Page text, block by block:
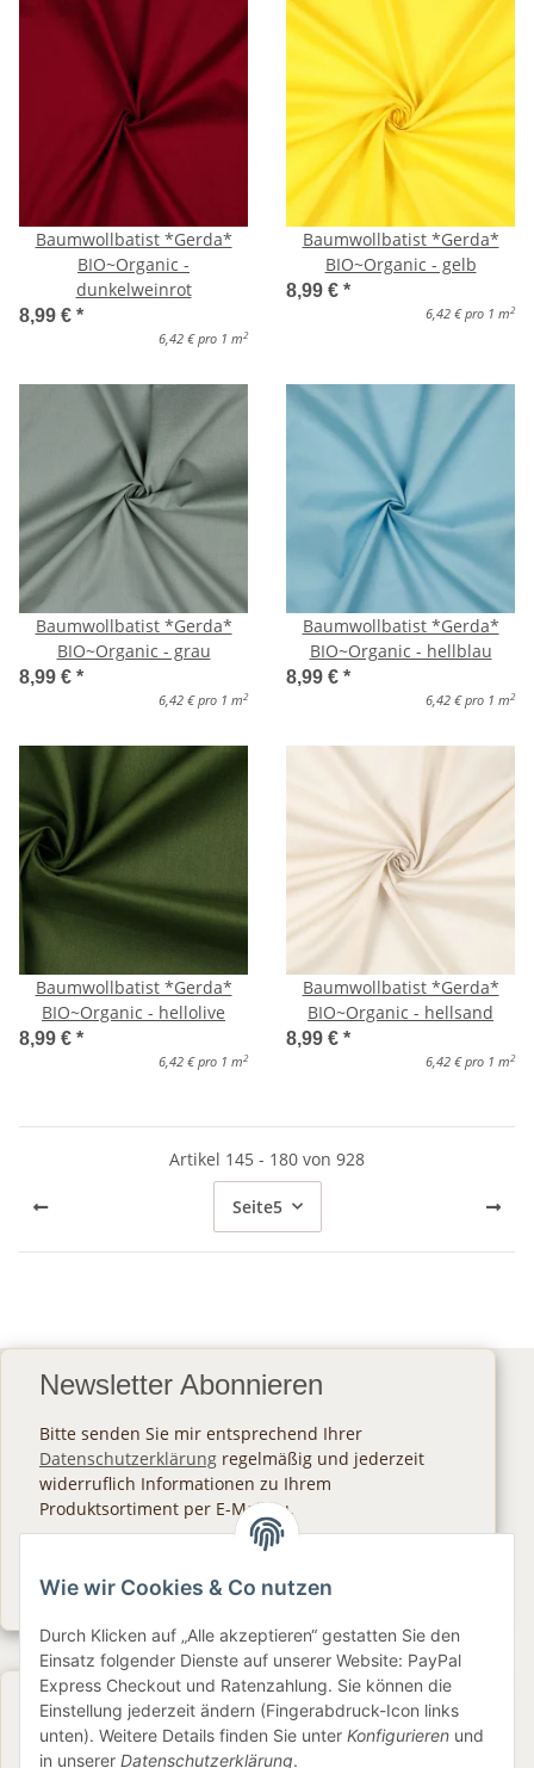
Baumwollbatist *Gerda*
BIO~Organic -
dunkelweinrot
8,99 € *
6,42 € pro 1 m 2
Baumwollbatist *Gerda*
BIO~Organic - gelb
8,99 € *
6,42 € pro 1 m 2
Baumwollbatist *Gerda*
BIO~Organic - grau
8,99 € *
6,42 € pro 1 m 2
Baumwollbatist *Gerda*
BIO~Organic - hellblau
8,99 € *
6,42 € pro 1 m 2
Baumwollbatist *Gerda*
BIO~Organic - hellolive
8,99 € *
6,42 € pro 1 m 2
Baumwollbatist *Gerda*
BIO~Organic - hellsand
8,99 € *
6,42 € pro 1 m 2
Artikel 145 - 180 von 928
Seite5
Newsletter Abonnieren
Bitte senden Sie mir entsprechend Ihrer
Datenschutzerklärung regelmäßig und jederzeit
widerruflich Informationen zu Ihrem
Produktsortiment per E-Mail zu.
Newsletter Abonnieren
Gesetzliche Informationen
Wie wir Cookies & Co nutzen
Durch Klicken auf „Alle akzeptieren“ gestatten Sie den
Einsatz folgender Dienste auf unserer Website: PayPal
Express Checkout und Ratenzahlung. Sie können die
Einstellung jederzeit ändern (Fingerabdruck-Icon links
unten). Weitere Details finden Sie unter Konfigurieren und
in unserer Datenschutzerklärung.